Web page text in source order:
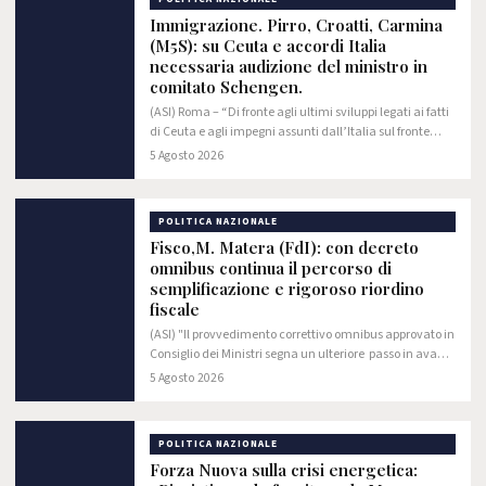
Immigrazione. Pirro, Croatti, Carmina
(M5S): su Ceuta e accordi Italia
necessaria audizione del ministro in
comitato Schengen.
(ASI) Roma – “Di fronte agli ultimi sviluppi legati ai fatti
di Ceuta e agli impegni assunti dall’Italia sul fronte
della gestione dei flussi e del controllo delle frontiere, è
5 Agosto 2026
POLITICA NAZIONALE
Fisco,M. Matera (FdI): con decreto
omnibus continua il percorso di
semplificazione e rigoroso riordino
fiscale
(ASI) "Il provvedimento correttivo omnibus approvato in
Consiglio dei Ministri segna un ulteriore passo in avanti
nel percorso di attuazione della riforma fiscale. È la
5 Agosto 2026
POLITICA NAZIONALE
Forza Nuova sulla crisi energetica: